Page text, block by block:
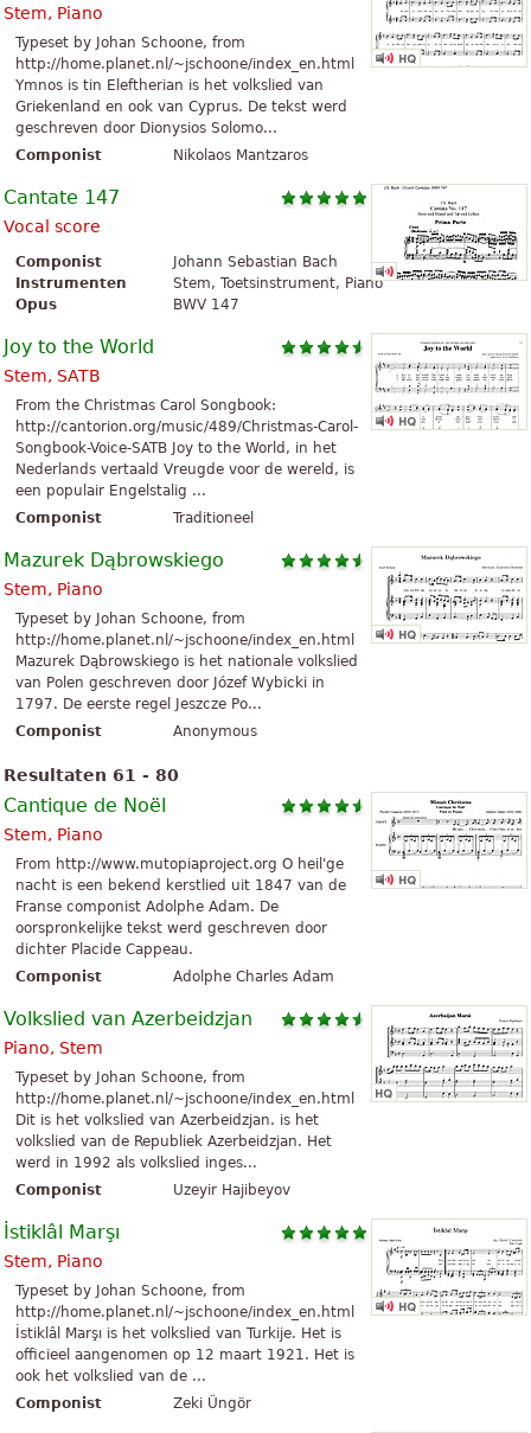
Stem, Piano
Typeset by Johan Schoone, from
http://home.planet.nl/~jschoone/index_en.html
Ymnos is tin Eleftherian is het volkslied van
Griekenland en ook van Cyprus. De tekst werd
geschreven door Dionysios Solomo...
Componist
Nikolaos Mantzaros
Cantate 147
Vocal score
Componist
Johann Sebastian Bach
Instrumenten
Stem, Toetsinstrument, Piano
Opus
BWV 147
Joy to the World
Stem, SATB
From the Christmas Carol Songbook:
http://cantorion.org/music/489/Christmas-Carol-
Songbook-Voice-SATB Joy to the World, in het
Nederlands vertaald Vreugde voor de wereld, is
een populair Engelstalig ...
Componist
Traditioneel
Mazurek Dąbrowskiego
Stem, Piano
Typeset by Johan Schoone, from
http://home.planet.nl/~jschoone/index_en.html
Mazurek Dąbrowskiego is het nationale volkslied
van Polen geschreven door Józef Wybicki in
1797. De eerste regel Jeszcze Po...
Componist
Anonymous
Resultaten 61 - 80
Cantique de Noël
Stem, Piano
From http://www.mutopiaproject.org O heil'ge
nacht is een bekend kerstlied uit 1847 van de
Franse componist Adolphe Adam. De
oorspronkelijke tekst werd geschreven door
dichter Placide Cappeau.
Componist
Adolphe Charles Adam
Volkslied van Azerbeidzjan
Piano, Stem
Typeset by Johan Schoone, from
http://home.planet.nl/~jschoone/index_en.html
Dit is het volkslied van Azerbeidzjan. is het
volkslied van de Republiek Azerbeidzjan. Het
werd in 1992 als volkslied inges...
Componist
Uzeyir Hajibeyov
İstiklâl Marşı
Stem, Piano
Typeset by Johan Schoone, from
http://home.planet.nl/~jschoone/index_en.html
İstiklâl Marşı is het volkslied van Turkije. Het is
officieel aangenomen op 12 maart 1921. Het is
ook het volkslied van de ...
Componist
Zeki Üngör